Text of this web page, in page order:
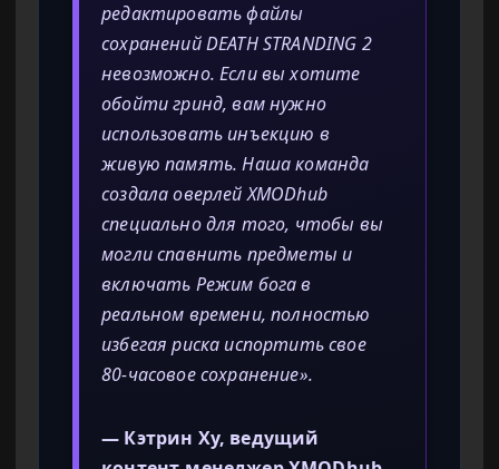
редактировать файлы
сохранений DEATH STRANDING 2
невозможно. Если вы хотите
обойти гринд, вам нужно
использовать инъекцию в
живую память. Наша команда
создала оверлей XMODhub
специально для того, чтобы вы
могли спавнить предметы и
включать Режим бога в
реальном времени, полностью
избегая риска испортить свое
80-часовое сохранение».
— Кэтрин Ху, ведущий